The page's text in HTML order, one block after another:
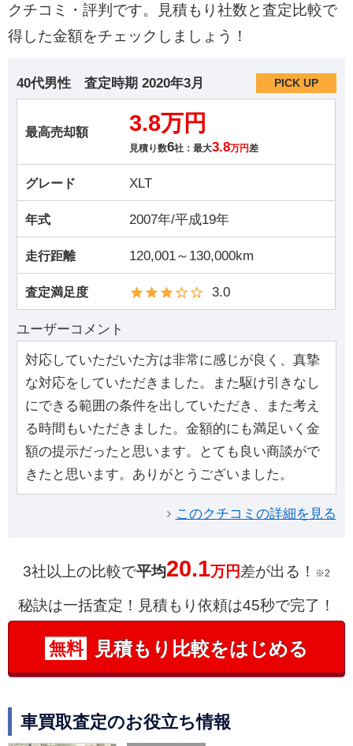
クチコミ・評判です。見積もり社数と査定比較で
得した金額をチェックしましょう！
40代男性 査定時期 2020年3月 PICK UP
最高売却額 3.8万円
見積り数6社：最大3.8万円差
グレード XLT
年式 2007年/平成19年
走行距離 120,001～130,000km
査定満足度 3.0
ユーザーコメント
対応していただいた方は非常に感じが良く、真摯
な対応をしていただきました。また駆け引きなし
にできる範囲の条件を出していただき、また考え
る時間もいただきました。金額的にも満足いく金
額の提示だったと思います。とても良い商談がで
きたと思います。ありがとうございました。
このクチコミの詳細を見る
3社以上の比較で平均20.1万円差が出る！ ※2
秘訣は一括査定！見積もり依頼は45秒で完了！
無料 見積もり比較をはじめる
車買取査定のお役立ち情報